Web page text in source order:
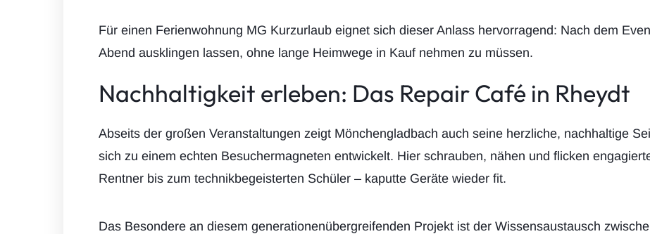
Für einen Ferienwohnung MG Kurzurlaub eignet sich dieser Anlass hervorragend: Nach dem
Abend ausklingen lassen, ohne lange Heimwege in Kauf nehmen zu müssen.
Nachhaltigkeit erleben: Das Repair Café in Rheydt
Abseits der großen Veranstaltungen zeigt Mönchengladbach auch seine herzliche, nachhaltige
sich zu einem echten Besuchermagneten entwickelt. Hier schrauben, nähen und flicken
Rentner bis zum technikbegeisterten Schüler – kaputte Geräte wieder fit.
Das Besondere an diesem generationenübergreifenden Projekt ist der Wissensaustausch